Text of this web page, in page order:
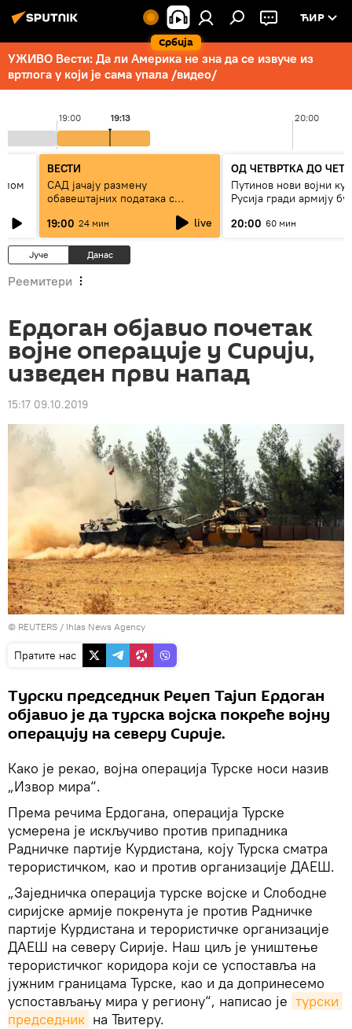
Србија
ЋИР
УЖИВО Вести: Да ли Америка не зна да се извуче из
вртлога у који је сама упала /видео/
19:00 20:00
19:13
ВЕСТИ
САД јачају размену
обавештајних података с
19:00 24 мин live
ОД ЧЕТВРТКА ДО
Путинов нови војни
Русија гради армију
20:00 60 мин
Јуче Данас
Реемитери
Ердоган објавио почетак
војне операције у Сирији,
изведен први напад
15:17 09.10.2019
© REUTERS / Ihlas News Agency
Пратите нас
Турски председник Реџеп Тајип Ердоган
објавио је да турска војска покреће војну
операцију на северу Сирије.
Како је рекао, војна операција Турске носи назив
„Извор мира“.
Према речима Ердогана, операција Турске
усмерена је искључиво против припадника
Радничке партије Курдистана, коју Турска сматра
терористичком, као и против организације ДАЕШ.
„Заједничка операција турске војске и Слободне
сиријске армије покренута је против Радничке
партије Курдистана и терористичке организације
ДАЕШ на северу Сирије. Наш циљ је уништење
терористичког коридора који се успоставља на
јужним границама Турске, као и да допринесемо
успостављању мира у региону“, написао је турски
председник на Твитеру.